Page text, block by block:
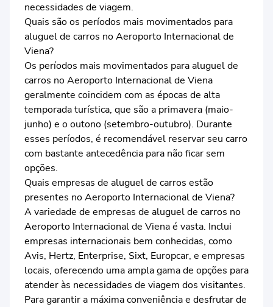
necessidades de viagem.
Quais são os períodos mais movimentados para
aluguel de carros no Aeroporto Internacional de
Viena?
Os períodos mais movimentados para aluguel de
carros no Aeroporto Internacional de Viena
geralmente coincidem com as épocas de alta
temporada turística, que são a primavera (maio-
junho) e o outono (setembro-outubro). Durante
esses períodos, é recomendável reservar seu carro
com bastante antecedência para não ficar sem
opções.
Quais empresas de aluguel de carros estão
presentes no Aeroporto Internacional de Viena?
A variedade de empresas de aluguel de carros no
Aeroporto Internacional de Viena é vasta. Inclui
empresas internacionais bem conhecidas, como
Avis, Hertz, Enterprise, Sixt, Europcar, e empresas
locais, oferecendo uma ampla gama de opções para
atender às necessidades de viagem dos visitantes.
Para garantir a máxima conveniência e desfrutar de